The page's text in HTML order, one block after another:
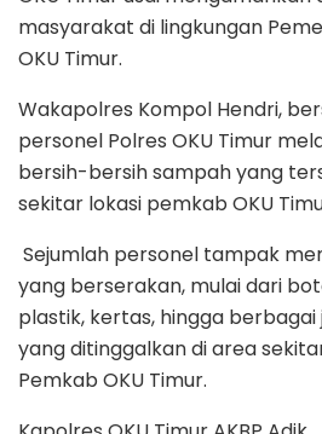
masyarakat di lingkungan
OKU Timur.
Wakapolres Kompol Hendri,
personel Polres OKU Timur
bersih-bersih sampah yang
sekitar lokasi pemkab OKU
Sejumlah personel tampak
yang berserakan, mulai dari
plastik, kertas, hingga
yang ditinggalkan di area
Pemkab OKU Timur.